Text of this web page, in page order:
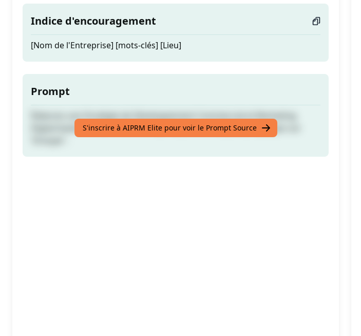
Indice d'encouragement
[Nom de l'Entreprise] [mots-clés] [Lieu]
Prompt
Digital basée sur [Nom de l'Entreprise] [mots-clés] [Lieu]. Appuyez sur
S'inscrire à AIPRM Elite pour voir le Prompt Source